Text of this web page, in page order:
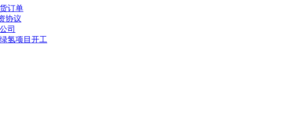
订单
协议
司
氢项目开工